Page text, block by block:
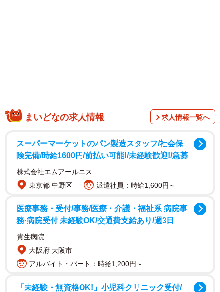
今年２月に老舗ジャズクラブ「ブルーノート・ハワイ」
サザンオールスターズの関口和之がプロデュースするイベ
ント「ウクレレピクニック・イン・ハワイ」の一環として
企画され、高木はハワイの人気バンドと共に出演。自作の
「ブルーメモリー」など８曲を披露した。
まいどなの求人情報 求人情報一覧へ
スーパーマーケットのパン製造スタッフ/社会保
険完備/時給1600円/前払い可能!/未経験歓迎!/急募
株式会社エムアールエス
東京都 中野区
派遣社員：時給1,600円～
医療事務・受付/事務/医療・介護・福祉系 病院事
務·病院受付 未経験OK/交通費支給あり/週3日
貴生病院
大阪府 大阪市
アルバイト・パート：時給1,200円～
「未経験・無資格OK!」小児科クリニック受付/